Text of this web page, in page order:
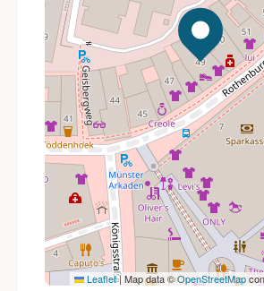
Leaflet|Map data ©OpenStreetMap